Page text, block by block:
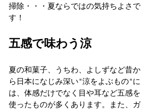
掃除・・・夏ならではの気持ちよさで
す！
五感で味わう涼
夏の和菓子、うちわ、よしずなど昔か
ら日本になじみ深い"涼をよぶもの"に
は、体感だけでなく目や耳など五感を
使ったものが多くあります。また、ガ